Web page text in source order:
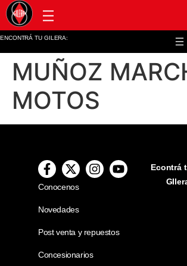
ENCONTRÁ TU GILERA:
MUÑOZ
MOTOS
Conocenos
Novedades
Post venta y repuestos
Concesionarios
Econtrá